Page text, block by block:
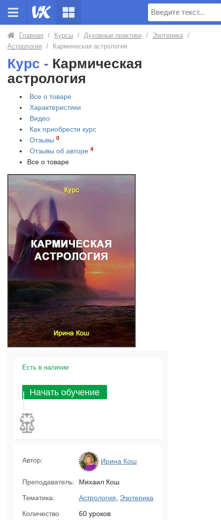
Поиск
Главная / Курсы / Духовные практики / Эзотерика /
Астрология
/ Кармическая астрология
Курс - Кармическая
астрология
Все о товаре
Характеристики
Видео
Как приобрести курс
Отзывы 0
Отзывы об авторе 4
Все о товаре
Есть в наличии
Начать обучение
Автор: Ирина Кош
Преподаватель:
Михаил Кош
Тематика:
Астрология
Эзотерика
Количество
60 уроков